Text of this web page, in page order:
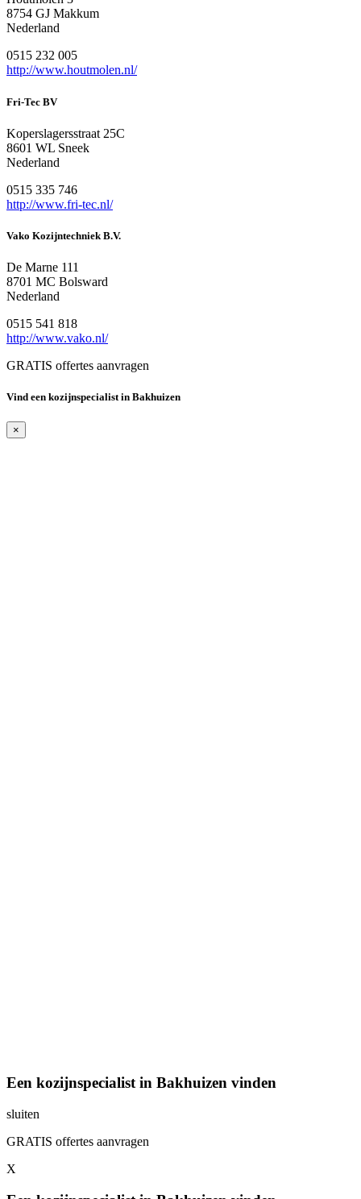
8754 GJ Makkum
Nederland
0515 232 005
http://www.houtmolen.nl/
Fri-Tec BV
Koperslagersstraat 25C
8601 WL Sneek
Nederland
0515 335 746
http://www.fri-tec.nl/
Vako Kozijntechniek B.V.
De Marne 111
8701 MC Bolsward
Nederland
0515 541 818
http://www.vako.nl/
GRATIS offertes aanvragen
Vind een kozijnspecialist in Bakhuizen
×
Een kozijnspecialist in Bakhuizen vinden
sluiten
GRATIS offertes aanvragen
X